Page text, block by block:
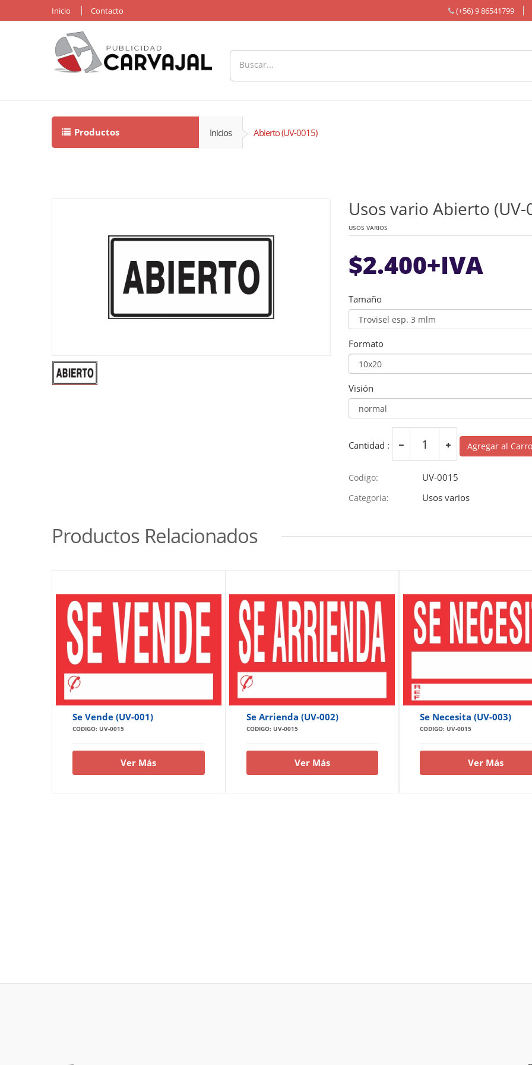
Inicio Contacto (+56) 9 86541799
Productos Inicios Abierto (UV-0015)
Usos vario Abierto (UV-
USOS VARIOS
$2.400+IVA
Tamaño
Formato
Visión
Cantidad : Agregar al Carro
Codigo: UV-0015
Categoria: Usos varios
Productos Relacionados
Se Vende (UV-001)
CODIGO: UV-0015
Ver Más
Se Arrienda (UV-002)
CODIGO: UV-0015
Ver Más
Se Necesita (UV-003)
CODIGO: UV-0015
Ver Más